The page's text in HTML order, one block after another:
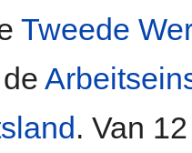
Tweede
. Van